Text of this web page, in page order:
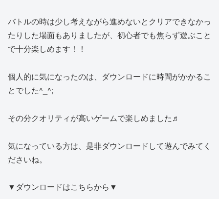
バトルの時は少し考えながら進めないとクリアできなかっ
たりした場面もありましたが、初心者でも焦らず遊ぶこと
で十分楽しめます！！
個人的に気になったのは、ダウンロードに時間がかかるこ
とでした^_^;
その分クオリティが高いゲームで楽しめました♬
気になっている方は、是非ダウンロードして遊んでみてく
ださいね。
▼ダウンロードはこちらから▼